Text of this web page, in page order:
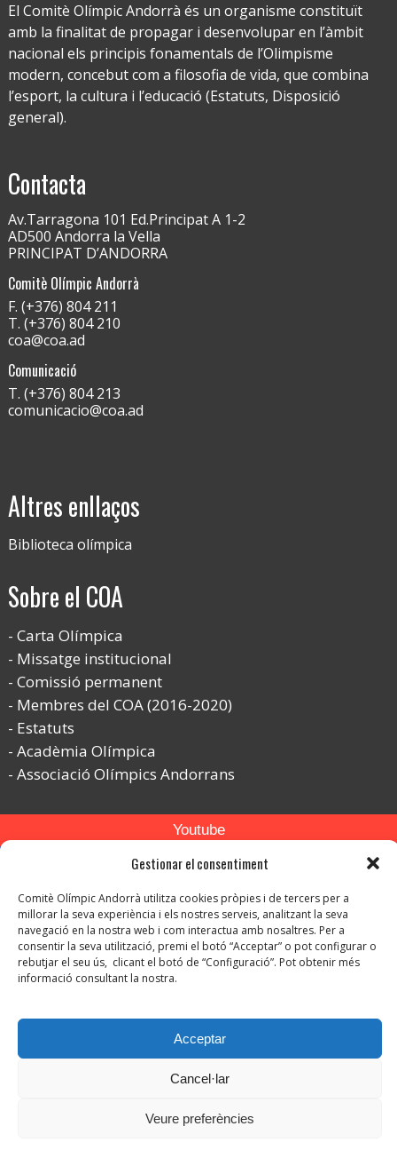
Gestionar el consentiment
Comitè Olímpic Andorrà utilitza cookies pròpies i de tercers per a
millorar la seva experiència i els nostres serveis, analitzant la seva
navegació en la nostra web i com interactua amb nosaltres. Per a
consentir la seva utilització, premi el botó “Acceptar” o pot configurar o
rebutjar el seu ús, clicant el botó de “Configuració”. Pot obtenir més
informació consultant la nostra.
Acceptar
Cancel·lar
Veure preferències
El Comitè Olímpic Andorrà és un organisme constituït
amb la finalitat de propagar i desenvolupar en l’àmbit
nacional els principis fonamentals de l’Olimpisme
modern, concebut com a filosofia de vida, que combina
l’esport, la cultura i l’educació (Estatuts, Disposició
general).
Contacta
Av.Tarragona 101 Ed.Principat A 1-2
AD500 Andorra la Vella
PRINCIPAT D’ANDORRA
Comitè Olímpic Andorrà
F. (+376) 804 211
T. (+376) 804 210
coa@coa.ad
Comunicació
T. (+376) 804 213
comunicacio@coa.ad
Altres enllaços
Biblioteca olímpica
Sobre el COA
Carta Olímpica
Missatge institucional
Comissió permanent
Membres del COA (2016-2020)
Estatuts
Acadèmia Olímpica
Associació Olímpics Andorrans
Youtube
Flickr
Instagram
© Copyright 2026. Tots els drets reservats.
Avís legal-
-
Política de protecció de dades